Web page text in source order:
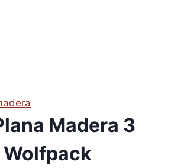
Madera 3
Wolfpack